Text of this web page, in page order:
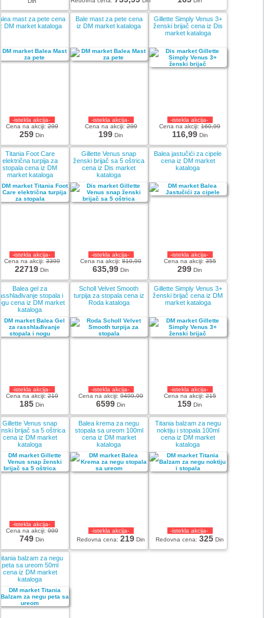
mast za pete cena
DM market kataloga
-istekla akcija-
Cena na akciji:299
259 Din
Bale mast za pete cena
iz DM market kataloga
-istekla akcija-
Cena na akciji:299
199 Din
Gillette Simply Venus 3+
ženski brijač cena iz Dis
market kataloga
-istekla akcija-
Cena na akciji:160,99
116,99Din
Titania Foot Care
električna turpija za
stopala cena iz DM
market kataloga
-istekla akcija-
Cena na akciji:3399
22719 Din
Gillette Venus snap
ženski brijač sa 5 oštrica
cena iz Dis market
kataloga
-istekla akcija-
Cena na akciji:810,99
635,99 Din
Balea jastučići za cipele
cena iz DM market
kataloga
-istekla akcija-
Cena na akciji:355
299 Din
Balea gel za
stopala i
cena iz DM market
kataloga
-istekla akcija-
Cena na akciji:219
185 Din
Scholl Velvet Smooth
turpija za stopala cena iz
Roda kataloga
-istekla akcija-
Cena na akciji:9499,99
6599 Din
Gillette Simply Venus 3+
ženski brijač cena iz DM
market kataloga
-istekla akcija-
Cena na akciji:215
159 Din
Gillette Venus snap
brijač sa 5 oštrica
cena iz DM market
kataloga
-istekla akcija-
Cena na akciji:999
749 Din
Balea krema za negu
stopala sa ureom 100ml
cena iz DM market
kataloga
-istekla akcija-
Redovna cena:219 Din
Titania balzam za negu
noktiju i stopala 100ml
cena iz DM market
kataloga
-istekla akcija-
Redovna cena:325 Din
balzam za negu
peta sa ureom 50ml
cena iz DM market
kataloga